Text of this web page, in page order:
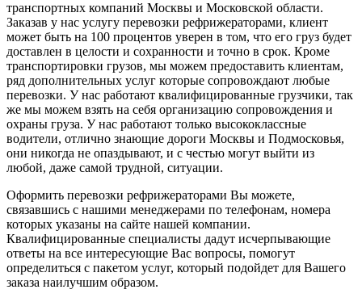
транспортных компаний Москвы и Московской области.
Заказав у нас услугу перевозки рефрижераторами, клиент
может быть на 100 процентов уверен в том, что его груз будет
доставлен в целости и сохранности и точно в срок. Кроме
транспортировки грузов, мы можем предоставить клиентам,
ряд дополнительных услуг которые сопровождают любые
перевозки. У нас работают квалифицированные грузчики, так
же мы можем взять на себя организацию сопровождения и
охраны груза. У нас работают только высококлассные
водители, отлично знающие дороги Москвы и Подмосковья,
они никогда не опаздывают, и с честью могут выйти из
любой, даже самой трудной, ситуации.
Оформить перевозки рефрижераторами Вы можете,
связавшись с нашими менеджерами по телефонам, номера
которых указаны на сайте нашей компании.
Квалифицированные специалисты дадут исчерпывающие
ответы на все интересующие Вас вопросы, помогут
определиться с пакетом услуг, который подойдет для Вашего
заказа наилучшим образом.